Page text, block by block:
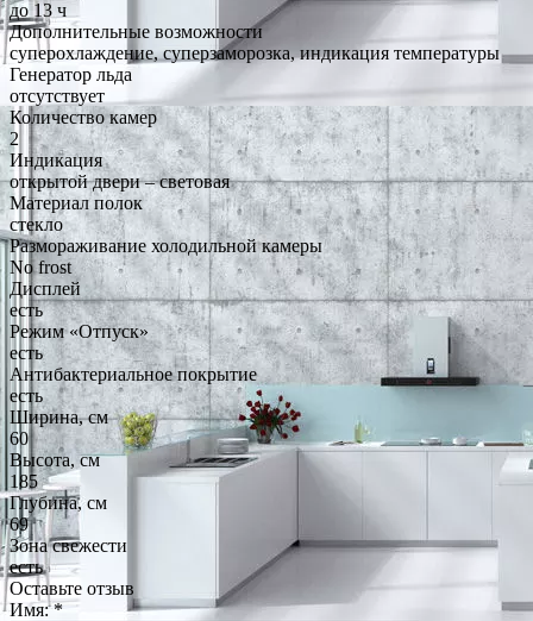
до 13 ч
Дополнительные возможности
суперохлаждение, суперзаморозка, индикация температуры
Генератор льда
отсутствует
Количество камер
2
Индикация
открытой двери – световая
Материал полок
стекло
Размораживание холодильной камеры
No frost
Дисплей
есть
Режим «Отпуск»
есть
Антибактериальное покрытие
есть
Ширина, см
60
Высота, см
185
Глубина, см
69
Зона свежести
есть
Оставьте отзыв
Имя:*